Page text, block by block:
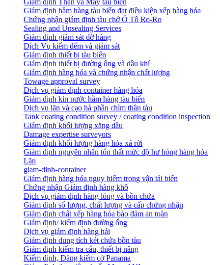
Giám định Thân và Máy tàu biển
​Giám định hầm hàng tàu biển đạt điều kiện xếp hàng hóa
Chứng nhận giám định tàu chở Ô Tô Ro-Ro
Sealing and Unsealing Services
Giám định giám sát dỡ hàng
Dịch Vụ kiểm đếm và giám sát
Giám định thiết bị tàu biển
Giám định thiết bị đường ống và dầu khí
Giám định hàng hóa và chứng nhận chất lượng
Towage approval survey
Dịch vụ giám định container hàng hóa
Giám định kín nước hầm hàng tàu biển
Dịch vụ lặn và cạo hà phần chìm thân tàu
Tank coating condition survey / coating condition inspection
Giám định khối lượng xăng dầu
Damage expertise surveyors
Giám định khối lượng hàng hóa xá rời
Giám định nguyên nhân tổn thất mức độ hư hỏng hàng hóa
Lặn
giam-dinh-container
Giám định hàng hóa nguy hiểm trong vận tải biển
Chứng nhận Giám định hàng khô
Dịch vụ giám định hàng lỏng và bồn chứa
Giám định số lượng, chất lượng và cấp chứng nhận
Giám định chất xếp hàng hóa bảo đảm an toàn
Giám định/ kiểm định đường ống
Dịch vụ giám định hàng hải
Giám định dung tích két chứa bồn tàu
Giám định kiểm tra cẩu, thiết bị nâng
Kiểm định, Đăng kiểm cờ Panama